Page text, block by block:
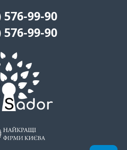
576-99-90
576-99-90